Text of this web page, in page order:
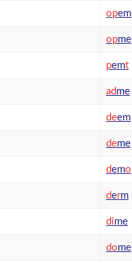
opem
opme
pemt
adme
deem
deme
demo
derm
dime
dome